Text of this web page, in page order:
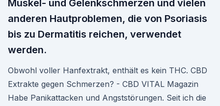
Muskel- und Gelenkschmerzen und vielen
anderen Hautproblemen, die von Psoriasis
bis zu Dermatitis reichen, verwendet
werden.
Obwohl voller Hanfextrakt, enthält es kein THC. CBD
Extrakte gegen Schmerzen? - CBD VITAL Magazin
Habe Panikattacken und Angststörungen. Seit ich die